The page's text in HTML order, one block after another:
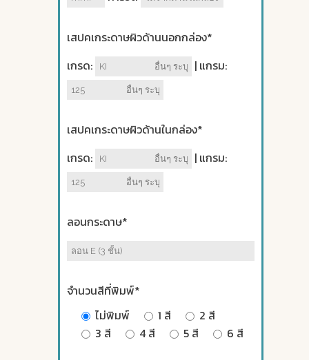
เสปคเกระดาษผิวด้านนอกกล่อง*
เกรด:
| แกรม:
เสปคเกระดาษผิวด้านในกล่อง*
เกรด:
| แกรม:
ลอนกระดาษ*
จำนวนสีที่พิมพ์*
ไม่พิมพ์
1 สี
2 สี
3 สี
4 สี 5 สี 6 สี